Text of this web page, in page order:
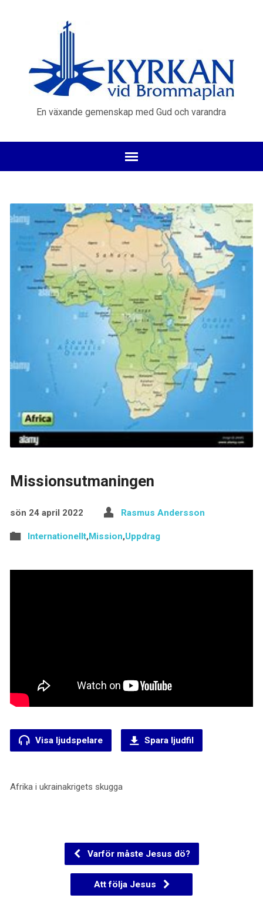
En växande gemenskap med Gud och varandra
Missionsutmaningen
sön 24 april 2022 Rasmus Andersson
Internationellt,Mission,Uppdrag
Visa ljudspelare Spara ljudfil
Afrika i ukrainakrigets skugga
Varför måste Jesus dö?
Att följa Jesus